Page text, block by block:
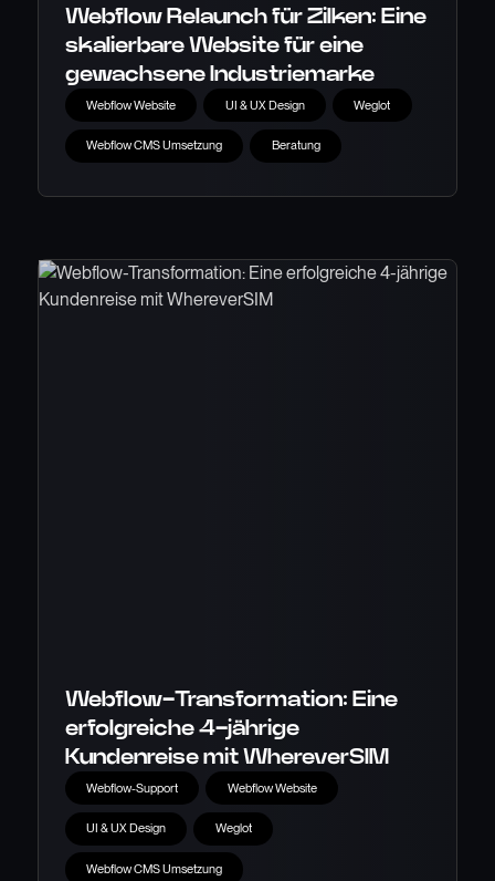
Webflow Relaunch für Zilken: Eine
skalierbare Website für eine
gewachsene Industriemarke
Webflow Website UI & UX Design Weglot
Webflow CMS Umsetzung Beratung
Webflow-Transformation: Eine
erfolgreiche 4-jährige
Kundenreise mit WhereverSIM
Webflow-Support Webflow Website
UI & UX Design Weglot
Webflow CMS Umsetzung